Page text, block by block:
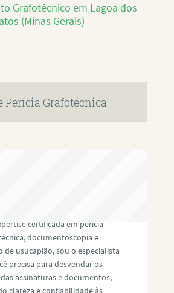
Grafotécnico em Lagoa dos
(Minas Gerais)
Perícia Grafotécnica
certificada em perícia
documentoscopia e
de usucapião, sou o especialista
precisa para desvendar os
assinaturas e documentos,
clareza e confiabilidade às